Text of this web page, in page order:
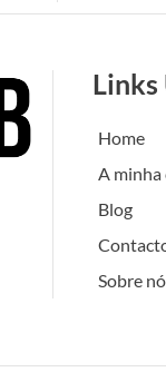
Links
Home
A
Blog
Sobre